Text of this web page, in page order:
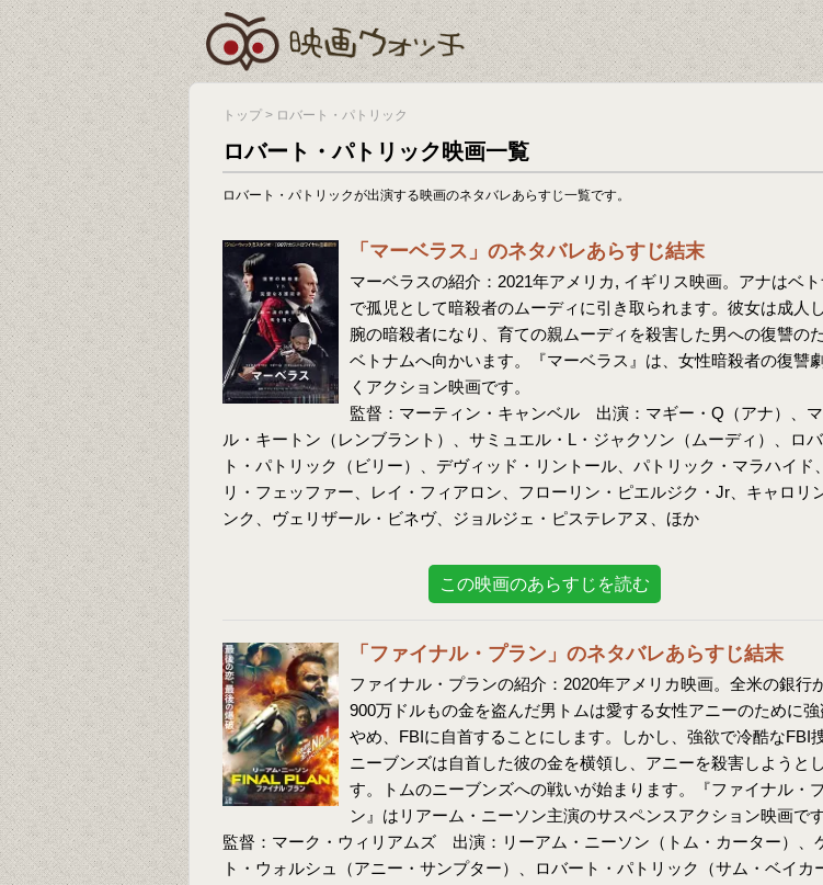
トップ > ロバート・パトリック
ロバート・パトリック映画一覧
ロバート・パトリックが出演する映画のネタバレあらすじ一覧です。
「マーベラス」のネタバレあらすじ結末
マーベラスの紹介：2021年アメリカ, イギリス映画。アナはベト
で孤児として暗殺者のムーディに引き取られます。彼女は成人
腕の暗殺者になり、育ての親ムーディを殺害した男への復讐のた
ベトナムへ向かいます。『マーベラス』は、女性暗殺者の復讐
くアクション映画です。
監督：マーティン・キャンベル 出演：マギー・Q（アナ）、
ル・キートン（レンブラント）、サミュエル・L・ジャクソン（ムーディ）、ロ
ト・パトリック（ビリー）、デヴィッド・リントール、パトリック・マラハイド
リ・フェッファー、レイ・フィアロン、フローリン・ピエルジク・Jr、キャロリ
ンク、ヴェリザール・ビネヴ、ジョルジェ・ピステレアヌ、ほか
この映画のあらすじを読む
「ファイナル・プラン」のネタバレあらすじ結末
ファイナル・プランの紹介：2020年アメリカ映画。全米の銀行
900万ドルもの金を盗んだ男トムは愛する女性アニーのために強
やめ、FBIに自首することにします。しかし、強欲で冷酷なFBI
ニーブンズは自首した彼の金を横領し、アニーを殺害しようと
す。トムのニーブンズへの戦いが始まります。『ファイナル・
ン』はリアーム・ニーソン主演のサスペンスアクション映画です
監督：マーク・ウィリアムズ 出演：リーアム・ニーソン（トム・カーター）、
ト・ウォルシュ（アニー・サンプター）、ロバート・パトリック（サム・ベイカ